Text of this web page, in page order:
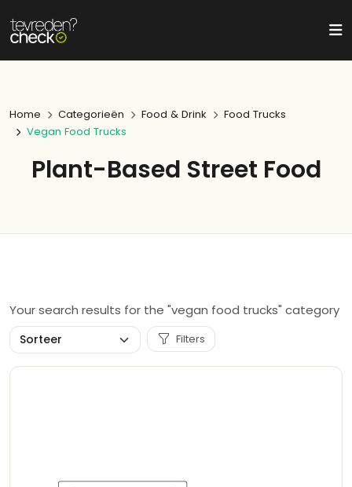
Home Categorieën Food & Drink
Food Trucks
Vegan Food Trucks
Plant-Based Street Food
Your search results for the "vegan food trucks" category
Filters